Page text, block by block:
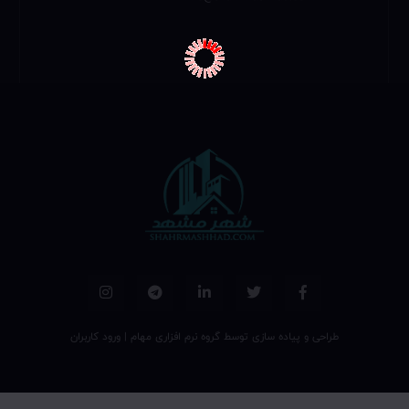
طراحی و پیاده سازی توسط گروه نرم افزاری مهام | ورود کاربران